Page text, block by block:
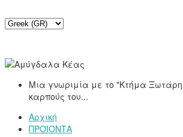
Μια γνωριμία με το "Κτήμα
καρπούς του...
Αρχική
ΠΡΟΪΟΝΤΑ